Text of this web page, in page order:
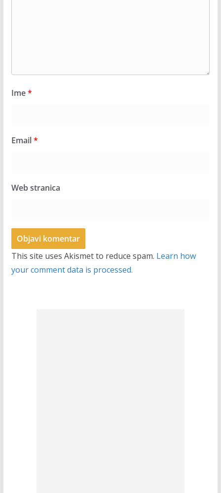
Ime*
Email*
Web stranica
This site uses Akismet to reduce spam. Learn how
your comment data is processed.